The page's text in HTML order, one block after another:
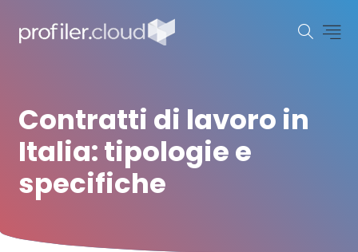
Contratti di lavoro in
Italia: tipologie e
specifiche